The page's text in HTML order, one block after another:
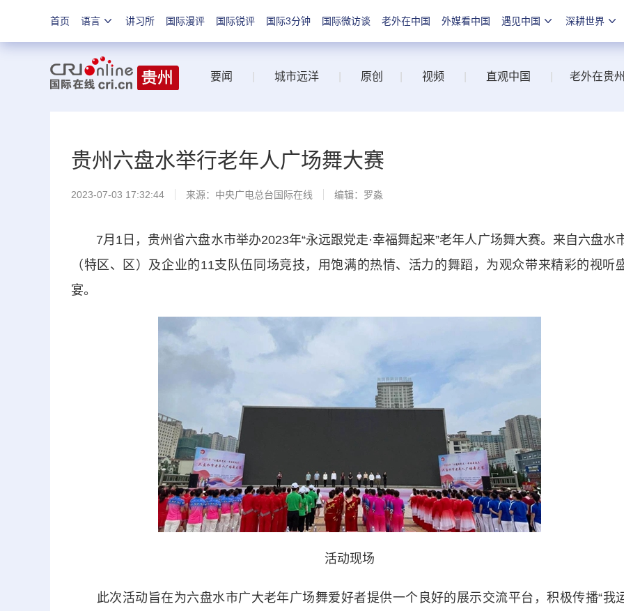
首页 语言 讲习所 国际漫评 国际锐评 国际3分钟 国际微访谈 老外在中国 外媒看中国 遇见中国 深耕世界
要闻 城市远洋 原创 视频 直观中国 老外在贵
贵州六盘水举行老年人广场舞大赛
2023-07-03 17:32:44 来源：中央广电总台国际在线 编辑：罗淼
7月1日，贵州省六盘水市举办2023年“永远跟党走·幸福舞起来”老年人广场舞大赛。来自六盘水
（特区、区）及企业的11支队伍同场竞技，用饱满的热情、活力的舞蹈，为观众带来精彩的视听
宴。
活动现场
此次活动旨在为六盘水市广大老年广场舞爱好者提供一个良好的展示交流平台，积极传播“我